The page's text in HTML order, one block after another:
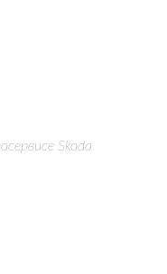
Skoda